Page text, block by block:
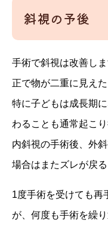
斜視の予後
手術で斜視は改善し
正で物が二重に見え
特に子どもは成長期
わることも通常起こり
内斜視の手術後、外
場合はまたズレが戻る
1度手術を受けても再
が、何度も手術を繰